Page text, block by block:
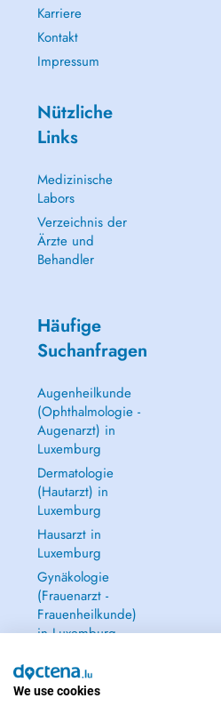
Karriere
Kontakt
Impressum
Nützliche
Links
Medizinische
Labors
Verzeichnis der
Ärzte und
Behandler
Häufige
Suchanfragen
Augenheilkunde
(Ophthalmologie -
Augenarzt) in
Luxemburg
Dermatologie
(Hautarzt) in
Luxemburg
Hausarzt in
Luxemburg
Gynäkologie
(Frauenarzt -
Frauenheilkunde)
in Luxemburg
We use cookies